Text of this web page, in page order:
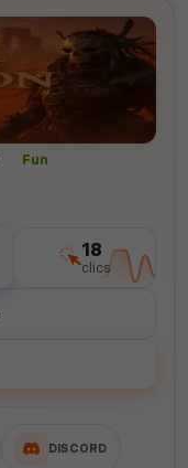
Fun
18
clics
DISCORD